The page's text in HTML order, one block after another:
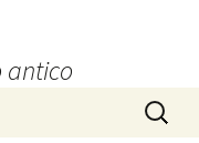
antico
Ricerca
per: